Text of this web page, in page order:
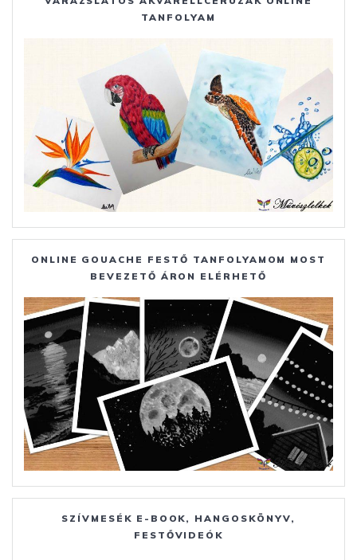
TANFOLYAM
ONLINE GOUACHE FESTŐ TANFOLYAMOM MOST
BEVEZETŐ ÁRON ELÉRHETŐ
SZÍVMESÉK E-BOOK, HANGOSKÖNYV,
FESTŐVIDEÓK